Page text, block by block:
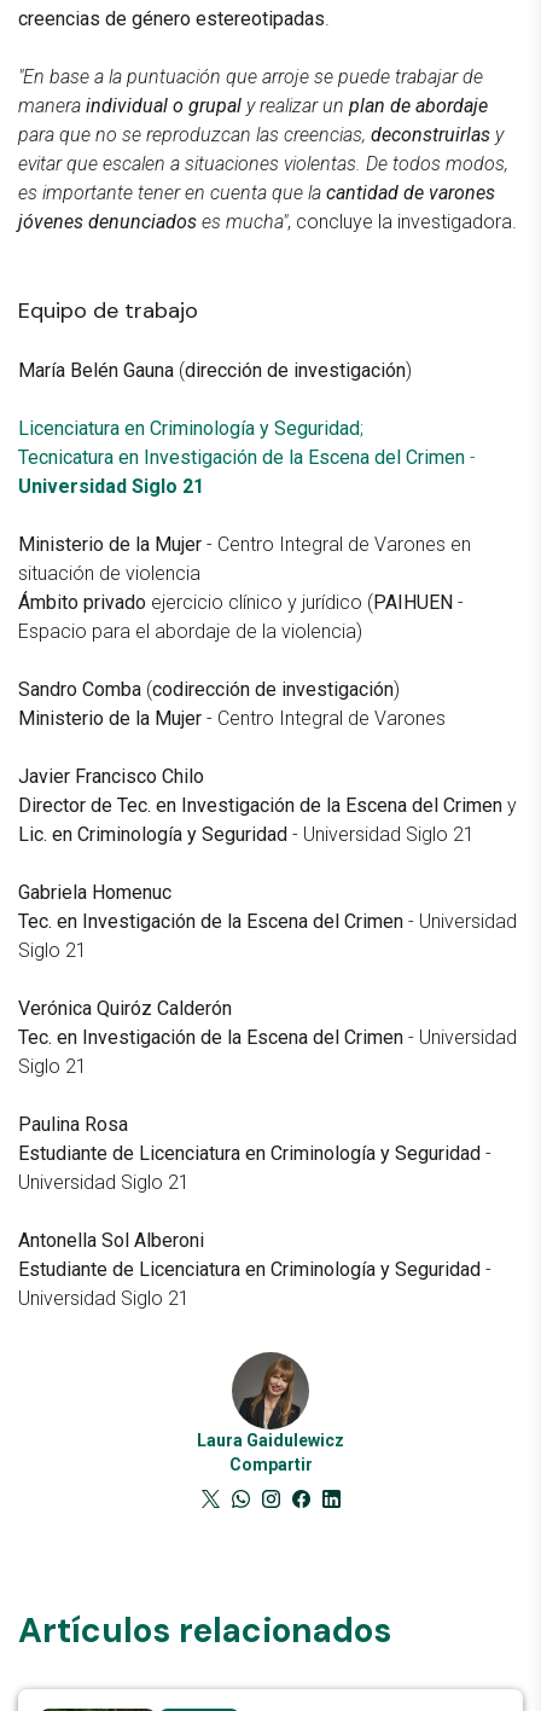
creencias de género estereotipadas.
"En base a la puntuación que arroje se puede trabajar de
manera individual o grupal y realizar un plan de abordaje
para que no se reproduzcan las creencias, deconstruirlas y
evitar que escalen a situaciones violentas. De todos modos,
es importante tener en cuenta que la cantidad de varones
jóvenes denunciados es mucha", concluye la investigadora.
Equipo de trabajo
María Belén Gauna (dirección de investigación)
Licenciatura en Criminología y Seguridad;
Tecnicatura en Investigación de la Escena del Crimen -
Universidad Siglo 21
Ministerio de la Mujer - Centro Integral de Varones en
situación de violencia
Ámbito privado ejercicio clínico y jurídico (PAIHUEN -
Espacio para el abordaje de la violencia)
Sandro Comba (codirección de investigación)
Ministerio de la Mujer - Centro Integral de Varones
Javier Francisco Chilo
Director de Tec. en Investigación de la Escena del Crimen y
Lic. en Criminología y Seguridad - Universidad Siglo 21
Gabriela Homenuc
Tec. en Investigación de la Escena del Crimen - Universidad
Siglo 21
Verónica Quiróz Calderón
Tec. en Investigación de la Escena del Crimen - Universidad
Siglo 21
Paulina Rosa
Estudiante de Licenciatura en Criminología y Seguridad -
Universidad Siglo 21
Antonella Sol Alberoni
Estudiante de Licenciatura en Criminología y Seguridad -
Universidad Siglo 21
Laura Gaidulewicz
Compartir
Artículos relacionados